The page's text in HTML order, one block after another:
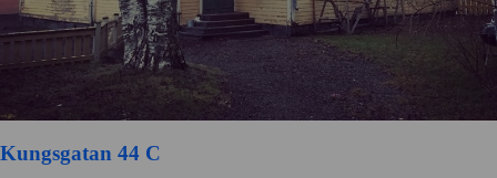
Kungsgatan 44 C